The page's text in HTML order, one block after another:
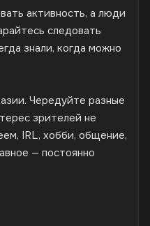
активность, а люди
следовать
знали, когда можно
Чередуйте разные
зрителей не
IRL, хобби, общение,
— постоянно